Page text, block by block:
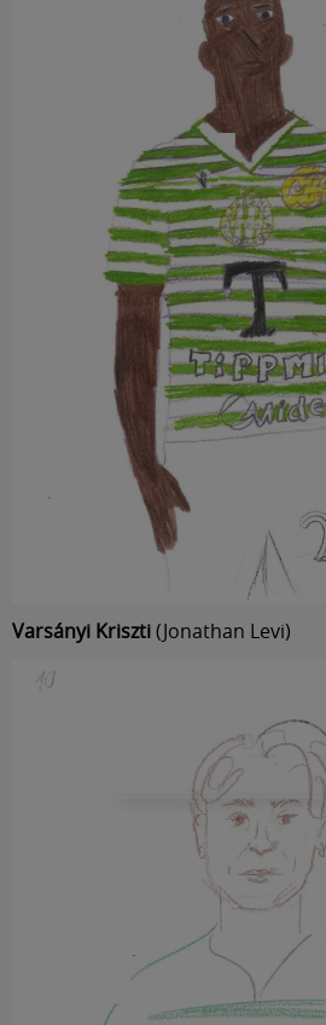
Varsányi Kriszti(Jonathan Levi)